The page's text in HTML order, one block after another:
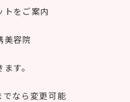
トをご案内
美容院
す。
なら変更可能